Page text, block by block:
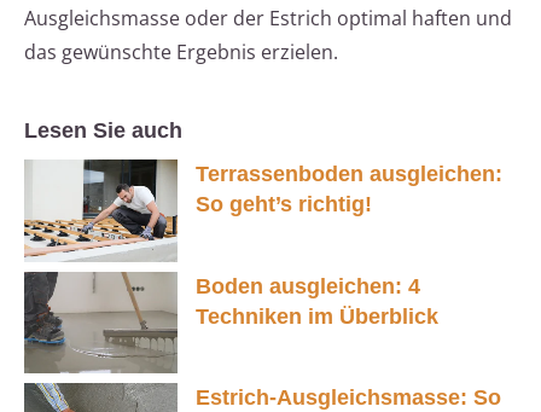
Ausgleichsmasse oder der Estrich optimal haften und
das gewünschte Ergebnis erzielen.
Lesen Sie auch
Terrassenboden ausgleichen:
So geht’s richtig!
Boden ausgleichen: 4
Techniken im Überblick
Estrich-Ausgleichsmasse: So